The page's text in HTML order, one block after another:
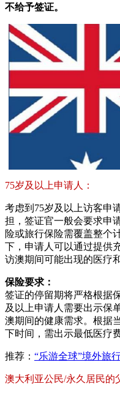
不给予签证。
75岁及以上申请人：
考虑到75岁及以上访客申
担，签证官一般会要求申
险或旅行保险需覆盖整个
下，申请人可以通过提供
访澳期间可能出现的医疗
保险要求：
签证的停留期将严格根据
及以上申请人需要出示保
澳期间的健康需求。根据
下时间，需出示最低医疗
推荐： “乐游全球”境外旅
澳大利亚公民/永久居民的